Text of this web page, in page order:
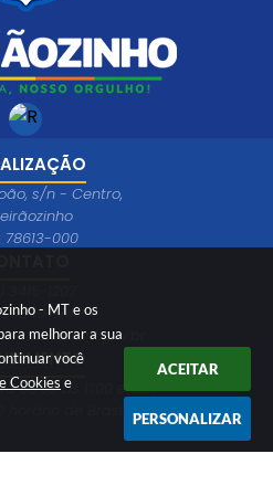
- MT e os
melhorar a sua
você
Cookies e
ACEITAR
PERSONALIZAR
s/n - Centro,
78613-000
1746
08:00 às 11:00 e das
horário de Brasília